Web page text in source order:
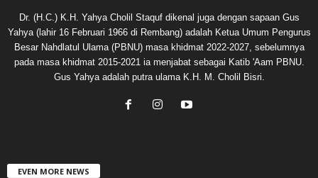
Dr. (H.C.) K.H. Yahya Cholil Staquf dikenal juga dengan sapaan Gus
Yahya (lahir 16 Februari 1966 di Rembang) adalah Ketua Umum Pengurus
Besar Nahdlatul Ulama (PBNU) masa khidmat 2022-2027, sebelumnya
pada masa khidmat 2015-2021 ia menjabat sebagai Katib 'Aam PBNU.
Gus Yahya adalah putra ulama K.H. M. Cholil Bisri.
EVEN MORE NEWS